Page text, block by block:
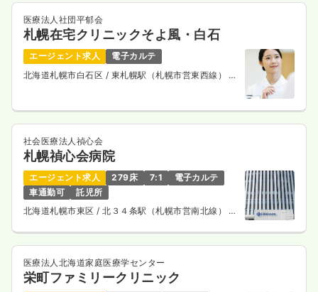
訪問看護正看護師
日勤のみ（常勤） 一時募集休止
※一例
時間 8:30～17:30
土日祝休み
月給26万円以上可
気になる 詳細を見る
日勤のみ（常勤）
医療法人社団平郁会
札幌在宅クリニックそよ風・白石
エージェント求人
電子カルテ
北海道札幌市白石区 / 東札幌駅（札幌市営東西線） 徒
社会医療法人禎心会
札幌禎心会病院
エージェント求人 279床 7:1
電子カルテ
車通勤可
託児所
北海道札幌市東区/ 北３４条駅（札幌市営南北線） 徒
医療法人北海道家庭医療学センター
栄町ファミリークリニック